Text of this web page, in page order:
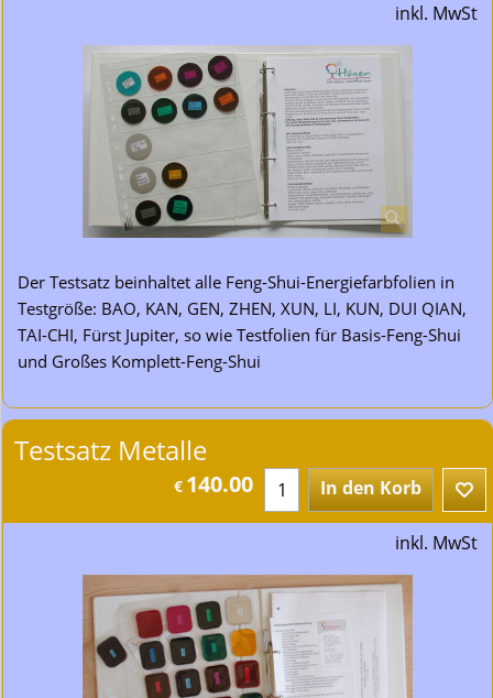
inkl. MwSt
Der Testsatz beinhaltet alle Feng-Shui-Energiefarbfolien in
Testgröße: BAO, KAN, GEN, ZHEN, XUN, LI, KUN, DUI QIAN,
TAI-CHI, Fürst Jupiter, so wie Testfolien für Basis-Feng-Shui
und Großes Komplett-Feng-Shui
Testsatz Metalle
€ 140.00 In den Korb
inkl. MwSt